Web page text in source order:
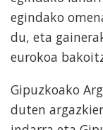
egindako
du, eta
eurokoa
Gipuzkoako
duten